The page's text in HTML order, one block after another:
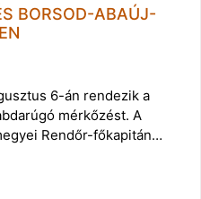
BORSOD-ABAÚJ-
6-án rendezik a
mérkőzést. A
Rendőr-főkapitán…